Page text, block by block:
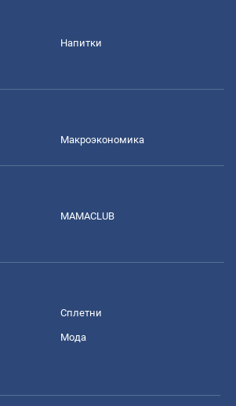
Напитки
Mакроэкономика
MAMACLUB
Сплетни
Мода